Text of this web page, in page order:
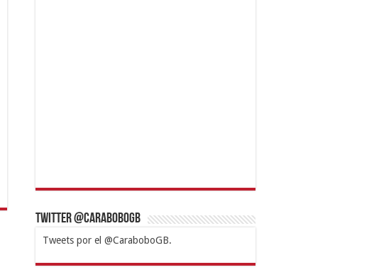
Twitter @CaraboboGB
Tweets por el @CaraboboGB.
1xbetBetturkeyBetistKralbetSupertotobetTipobet
https://mvbcasino.com/